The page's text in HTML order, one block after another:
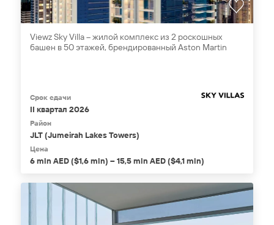
Viewz Sky Villa – жилой комплекс из 2 роскошных
башен в 50 этажей, брендированный Aston Martin
Срок сдачи
II квартал 2026
Район
JLT (Jumeirah Lakes Towers)
Цена
6 mln AED ($1,6 mln) – 15,5 mln AED ($4,1 mln)